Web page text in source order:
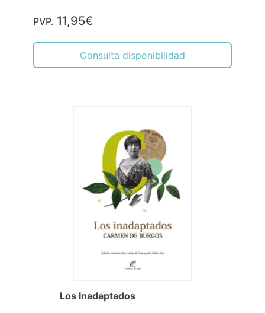
PVP. 11,95€
Consulta disponibilidad
Los Inadaptados